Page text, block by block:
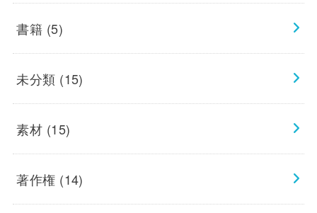
書籍 (5)
未分類 (15)
素材 (15)
著作権 (14)